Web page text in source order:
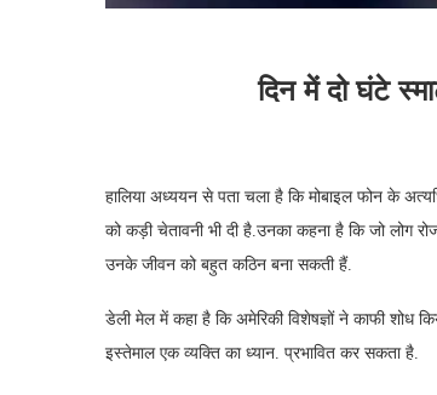
दिन में दो घंटे
हालिया अध्ययन से पता चला है कि मोबाइल फोन के
को कड़ी चेतावनी भी दी है.उनका कहना है कि जो लोग
उनके जीवन को बहुत कठिन बना सकती हैं.
डेली मेल में कहा है कि अमेरिकी विशेषज्ञों ने काफी शोध
इस्तेमाल एक व्यक्ति का ध्यान. प्रभावित कर सकता है.